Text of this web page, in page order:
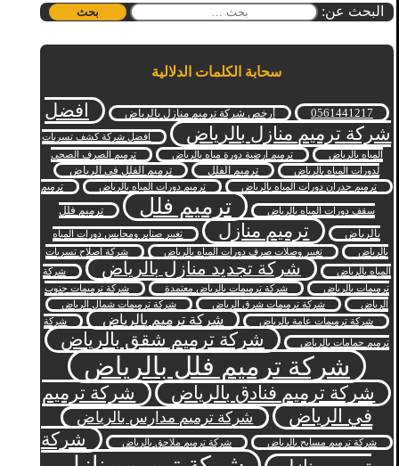
البحث عن:
سحابة الكلمات الدلالية
0561441217 أرخص شركة ترميم منازل بالرياض
افضل
شركة ترميم منازل بالرياض
افضل شركة كشف تسربات
المياه بالرياض
ترميم ارضية دورة مياه بالرياض
ترميم الصرف الصحي
لدورات المياه بالرياض
ترميم الفلل ترميم الفلل في الرياض
ترميم جدران دورات المياه بالرياض ترميم دورات المياه بالرياض ترميم
سقف دورات المياه بالرياض ترميم فلل ترميم فلل
بالرياض ترميم منازل
تغيير صنابر ومحابس دورات المياه
بالرياض
تغيير وصلات صرف دورات المياه بالرياض
شركة اصلاح تسربات
المياه بالرياض
شركة تجديد منازل بالرياض
شركة
ترميمات بالرياض
شركة ترميمات بالرياض معتمدة
شركة ترميمات جنوب
الرياض
شركة ترميمات شرق الرياض
شركة ترميمات شمال الرياض
شركة ترميمات عامة بالرياض
شركة ترميم بالرياض شركة
ترميم حمامات بالرياض شركة ترميم شقق بالرياض
شركة ترميم فلل بالرياض
شركة ترميم فنادق بالرياض
شركة ترميم
في الرياض
شركة ترميم مدارس بالرياض
شركة ترميم مسابح بالرياض شركة ترميم ملاحق بالرياض
شركة